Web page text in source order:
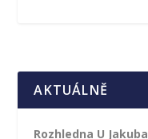
AKTUÁLNĚ
Rozhledna U Jakuba